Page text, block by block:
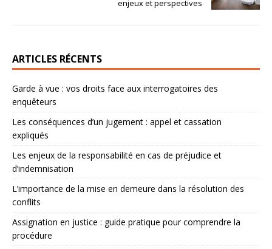
enjeux et perspectives
ARTICLES RÉCENTS
Garde à vue : vos droits face aux interrogatoires des
enquêteurs
Les conséquences d’un jugement : appel et cassation
expliqués
Les enjeux de la responsabilité en cas de préjudice et
d’indemnisation
L’importance de la mise en demeure dans la résolution des
conflits
Assignation en justice : guide pratique pour comprendre la
procédure